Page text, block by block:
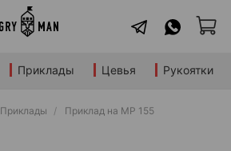
Приклады Цевья Рукоятки
Приклады Приклад на МР 155